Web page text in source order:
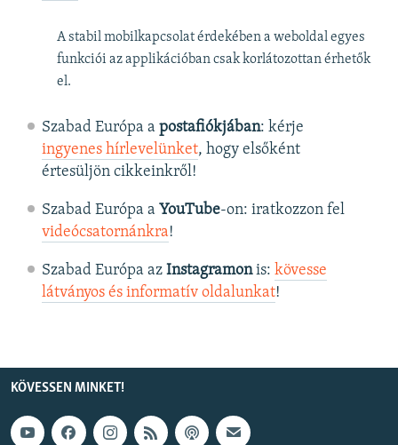
A stabil mobilkapcsolat érdekében a weboldal egyes
funkciói az applikációban csak korlátozottan érhetők
el.
Szabad Európa a postafiókjában: kérje
ingyenes hírlevelünket, hogy elsőként
értesüljön cikkeinkről!
Szabad Európa a YouTube-on: iratkozzon fel
videócsatornánkra!
Szabad Európa az Instagramonis: kövesse
látványos és informatív oldalunkat! ​
KÖVESSEN MINKET!